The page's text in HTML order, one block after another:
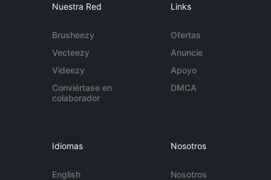
Nuestra Red
Brusheezy
Vecteezy
Videezy
Conviértase en
colaborador
Links
Ofertas
Anuncie
Apoyo
DMCA
Idiomas
English
Nosotros
Nosotros